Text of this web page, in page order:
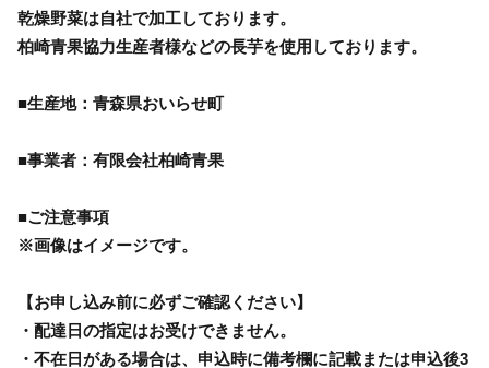
乾燥野菜は自社で加工しております。
柏崎青果協力生産者様などの長芋を使用しております。
■生産地：青森県おいらせ町
■事業者：有限会社柏崎青果
■ご注意事項
※画像はイメージです。
【お申し込み前に必ずご確認ください】
・配達日の指定はお受けできません。
・不在日がある場合は、申込時に備考欄に記載または申込後3